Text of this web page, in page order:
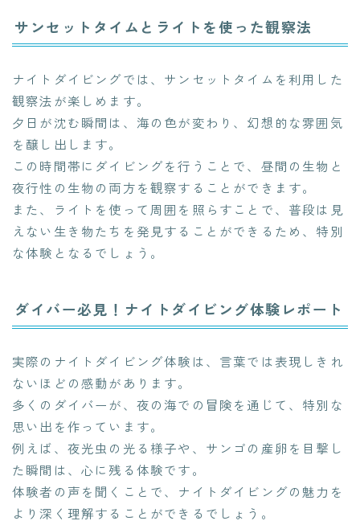
サンセットタイムとライトを使った観察法
ナイトダイビングでは、サンセットタイムを利用した
観察法が楽しめます。
夕日が沈む瞬間は、海の色が変わり、幻想的な雰囲気
を醸し出します。
この時間帯にダイビングを行うことで、昼間の生物と
夜行性の生物の両方を観察することができます。
また、ライトを使って周囲を照らすことで、普段は見
えない生き物たちを発見することができるため、特別
な体験となるでしょう。
ダイバー必見！ナイトダイビング体験レポート
実際のナイトダイビング体験は、言葉では表現しきれ
ないほどの感動があります。
多くのダイバーが、夜の海での冒険を通じて、特別な
思い出を作っています。
例えば、夜光虫の光る様子や、サンゴの産卵を目撃し
た瞬間は、心に残る体験です。
体験者の声を聞くことで、ナイトダイビングの魅力を
より深く理解することができるでしょう。